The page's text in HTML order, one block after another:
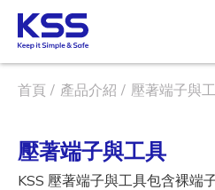
首頁 產品介紹 壓著端子與
壓著端子與工具
KSS 壓著端子與工具包含裸端